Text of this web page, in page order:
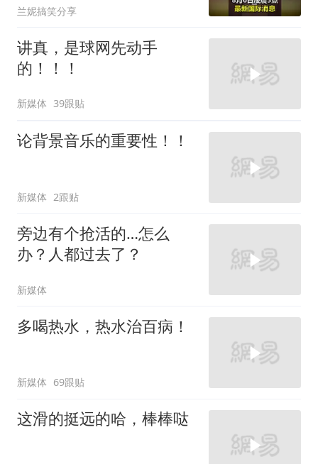
兰妮搞笑分享
讲真，是球网先动手
的！！！
新媒体 39跟贴
论背景音乐的重要性！！
新媒体 2跟贴
旁边有个抢活的…怎么
办？人都过去了？
新媒体
多喝热水，热水治百病！
新媒体 69跟贴
这滑的挺远的哈，棒棒哒